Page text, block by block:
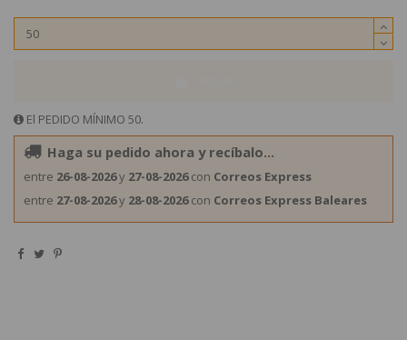
El PEDIDO MÍNIMO 50.
Haga su pedido ahora y recíbalo...
entre 26-08-2026y 27-08-2026con Correos Express
entre 27-08-2026y 28-08-2026con Correos Express Baleares